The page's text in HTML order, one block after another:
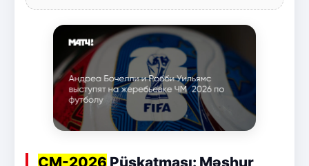
ÇM-2026 Püşkatması: Məşhur